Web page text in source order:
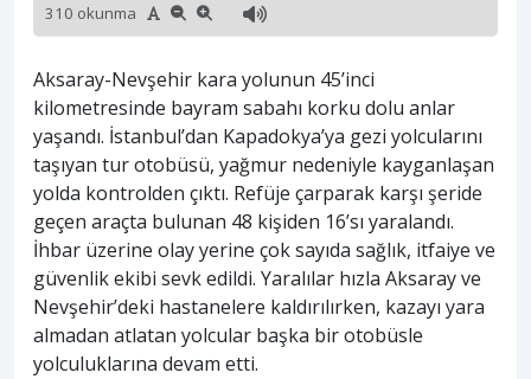
310 okunma
Aksaray-Nevşehir kara yolunun 45’inci
kilometresinde bayram sabahı korku dolu anlar
yaşandı. İstanbul’dan Kapadokya’ya gezi yolcularını
taşıyan tur otobüsü, yağmur nedeniyle kayganlaşan
yolda kontrolden çıktı. Refüje çarparak karşı şeride
geçen araçta bulunan 48 kişiden 16’sı yaralandı.
İhbar üzerine olay yerine çok sayıda sağlık, itfaiye ve
güvenlik ekibi sevk edildi. Yaralılar hızla Aksaray ve
Nevşehir’deki hastanelere kaldırılırken, kazayı yara
almadan atlatan yolcular başka bir otobüsle
yolculuklarına devam etti.